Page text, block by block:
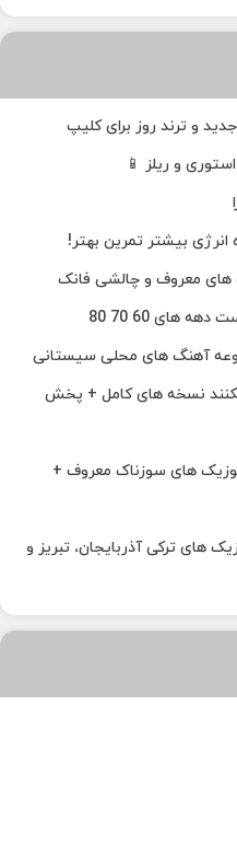
و ترند روز برای کلیپ
و ریلز 📱
بیشتر تمرین بهتر!
های معروف و چالشی فانک
های 60 70 80
آهنگ‌ های محلی سیستانی
میکنند نسخه های کامل + پخش
های سوزناک معروف +
های ترکی آذربایجان، تبریز و